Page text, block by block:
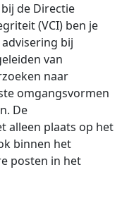
de Directie
(VCI) ben je
bij
van
naar
omgangsvormen
De
alleen plaats op het
binnen het
posten in het